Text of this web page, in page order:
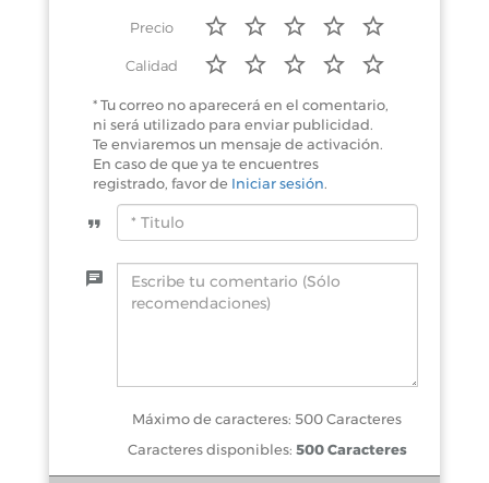
Precio
Calidad
* Tu correo no aparecerá en el comentario,
ni será utilizado para enviar publicidad.
Te enviaremos un mensaje de activación.
En caso de que ya te encuentres
registrado, favor de Iniciar sesión.
Máximo de caracteres: 500 Caracteres
Caracteres disponibles: 500 Caracteres